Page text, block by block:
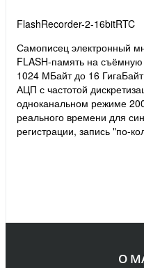
FlashRecorder-2-16bitRTC
Самописец электронный
FLASH-память на
1024 МБайт до 16
АЦП с частотой
одноканальном режиме
реального времени для
регистрации, запись "по-
О